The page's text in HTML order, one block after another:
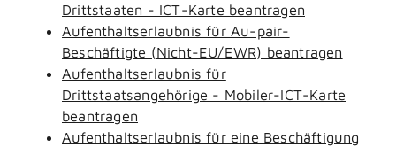
Drittstaaten - ICT-Karte beantragen
Aufenthaltserlaubnis für Au-pair-
Beschäftigte (Nicht-EU/EWR) beantragen
Aufenthaltserlaubnis für
Drittstaatsangehörige - Mobiler-ICT-Karte
beantragen
Aufenthaltserlaubnis für eine Beschäftigung